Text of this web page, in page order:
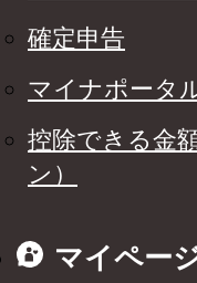
確定申告
マイナポータ
控除できる金
ン）
マイペー